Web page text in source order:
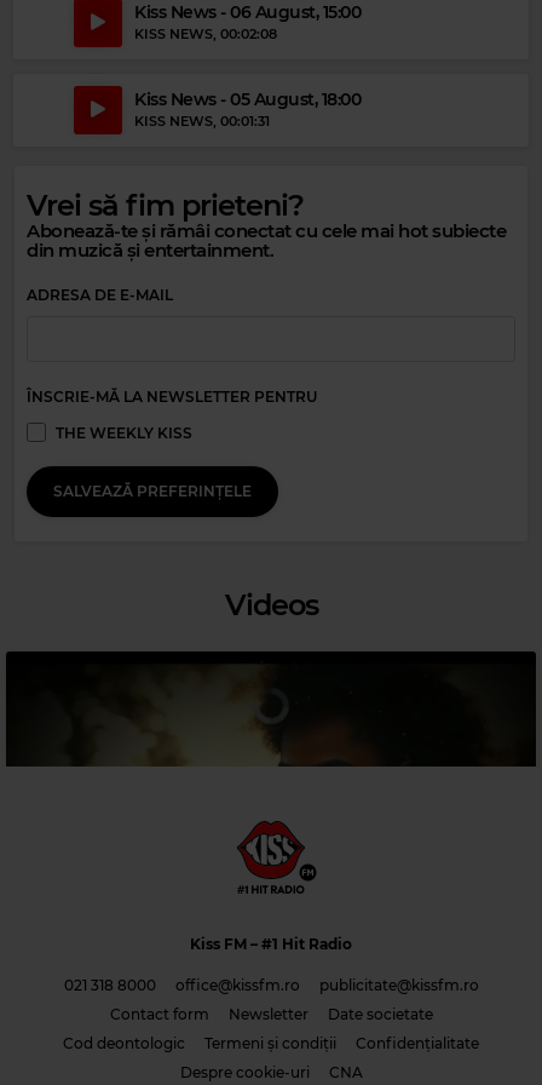
Magic Jazz
JUST THE WAY YOU ARE
Kiss News - 06 August, 15:00
KISS NEWS, 00:02:08
Kiss News - 05 August, 18:00
KISS NEWS, 00:01:31
Vrei să fim prieteni?
Abonează-te și rămâi conectat cu cele mai hot subiecte
din muzică și entertainment.
ADRESA DE E-MAIL
ÎNSCRIE-MĂ LA NEWSLETTER PENTRU
THE WEEKLY KISS
SALVEAZĂ PREFERINȚELE
Videos
Costi & Adrian Saguna & Benzol – Solo tu -1
Kiss FM – #1 Hit Radio
021 318 8000 office@kissfm.ro
publicitate@kissfm.ro
Contact form
Newsletter
Date societate
Cod deontologic
Termeni și condiții
Confidențialitate
Despre cookie-uri
CNA